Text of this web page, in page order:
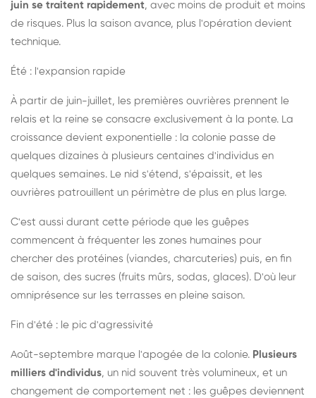
juin se traitent rapidement, avec moins de produit et moins
de risques. Plus la saison avance, plus l'opération devient
technique.
Été : l'expansion rapide
À partir de juin-juillet, les premières ouvrières prennent le
relais et la reine se consacre exclusivement à la ponte. La
croissance devient exponentielle : la colonie passe de
quelques dizaines à plusieurs centaines d'individus en
quelques semaines. Le nid s'étend, s'épaissit, et les
ouvrières patrouillent un périmètre de plus en plus large.
C'est aussi durant cette période que les guêpes
commencent à fréquenter les zones humaines pour
chercher des protéines (viandes, charcuteries) puis, en fin
de saison, des sucres (fruits mûrs, sodas, glaces). D'où leur
omniprésence sur les terrasses en pleine saison.
Fin d'été : le pic d'agressivité
Août-septembre marque l'apogée de la colonie. Plusieurs
milliers d'individus, un nid souvent très volumineux, et un
changement de comportement net : les guêpes deviennent